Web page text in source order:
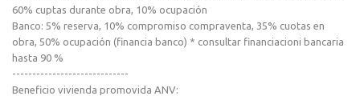
60% cuptas durante obra, 10% ocupación
Banco: 5% reserva, 10% compromiso compraventa, 35% cuotas en
obra, 50% ocupación (financia banco) * consultar financiacioni bancaria
hasta 90 %
-----------------------------
Beneficio vivienda promovida ANV: